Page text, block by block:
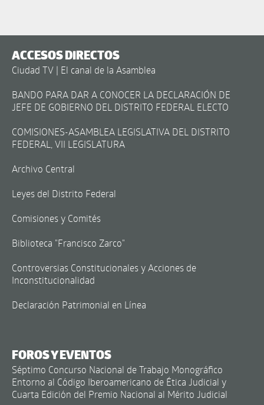
ACCESOS DIRECTOS
Ciudad TV | El canal de la Asamblea
BANDO PARA DAR A CONOCER LA DECLARACIÓN DE
JEFE DE GOBIERNO DEL DISTRITO FEDERAL ELECTO
COMISIONES-ASAMBLEA LEGISLATIVA DEL DISTRITO
FEDERAL, VII LEGISLATURA
Archivo Central
Leyes del Distrito Federal
Comisiones y Comités
Biblioteca "Francisco Zarco"
Controversias Constitucionales y Acciones de
Inconstitucionalidad
Declaración Patrimonial en Línea
FOROS Y EVENTOS
Séptimo Concurso Nacional de Trabajo Monográfico
Entorno al Código Iberoamericano de Ética Judicial y
Cuarta Edición del Premio Nacional al Mérito Judicial